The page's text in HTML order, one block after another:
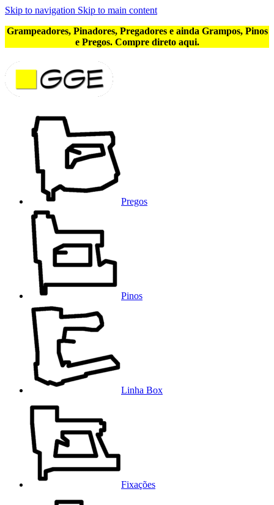
Skip to navigation Skip to main content
Grampeadores, Pinadores, Pregadores e ainda Grampos, Pinos
e Pregos. Compre direto aqui.
Pregos
Pinos
Linha Box
Fixações